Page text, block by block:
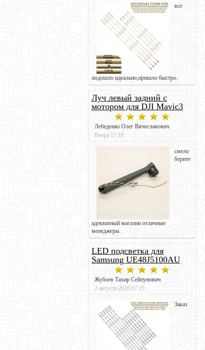
все
подошло идеально,пришло быстро.
Луч левый задний с
мотором для DJI Mavic3
Лебеденко Олег Вячеславович
Вчера 17:18
смело
берите
адекватный магазин отличные
менеджеры.
LED подсветка для
Samsung UE48J5100AU
Жубоев Тахир Сейпунович
2 августа 2026 07:25
Заказ